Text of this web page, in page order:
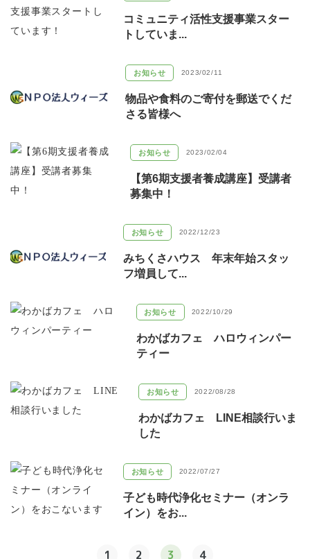
コミュニティ活性支援事業スター
トしていま...
お知らせ 2023/02/11
物品や食料のご寄付を郵送でくだ
さる皆様へ
お知らせ 2023/02/04
【第6期支援者養成講座】受講者
募集中！
お知らせ 2022/12/23
みちくさハウス 年末年始スタッ
フ増員して...
お知らせ 2022/10/29
わかばカフェ ハロウィンパー
ティー
お知らせ 2022/08/28
わかばカフェ LINE相談行いま
した
お知らせ 2022/07/27
子ども時代浄化セミナー（オンラ
イン）をお...
1 2 3 4